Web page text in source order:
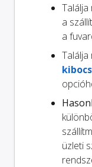
Találja
a
a
Találja
üzleti